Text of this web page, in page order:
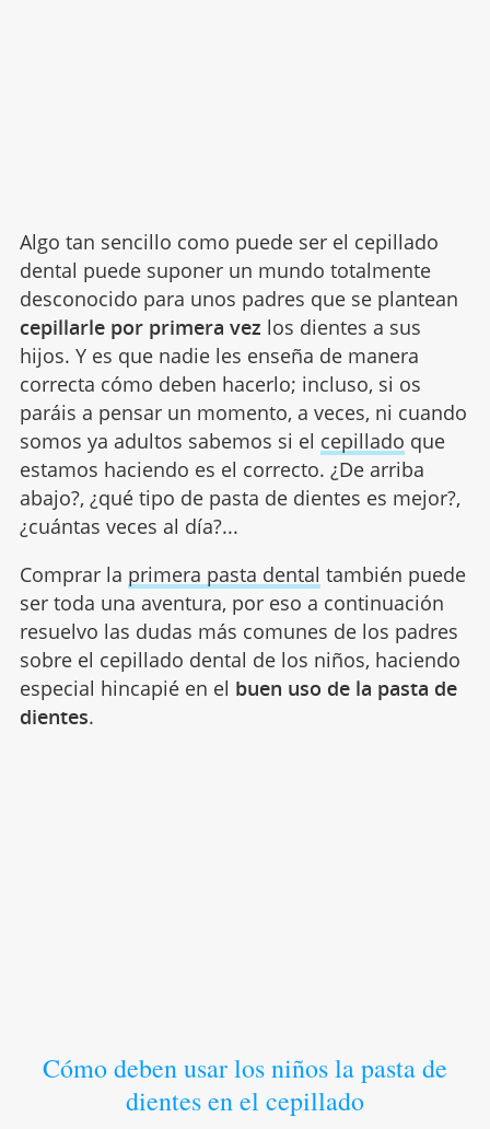
Algo tan sencillo como puede ser el cepillado
dental puede suponer un mundo totalmente
desconocido para unos padres que se plantean
cepillarle por primera vez los dientes a sus
hijos. Y es que nadie les enseña de manera
correcta cómo deben hacerlo; incluso, si os
paráis a pensar un momento, a veces, ni cuando
somos ya adultos sabemos si el cepillado que
estamos haciendo es el correcto. ¿De arriba
abajo?, ¿qué tipo de pasta de dientes es mejor?,
¿cuántas veces al día?...
Comprar la primera pasta dental también puede
ser toda una aventura, por eso a continuación
resuelvo las dudas más comunes de los padres
sobre el cepillado dental de los niños, haciendo
especial hincapié en el buen uso de la pasta de
dientes.
Cómo deben usar los niños la pasta de
dientes en el cepillado